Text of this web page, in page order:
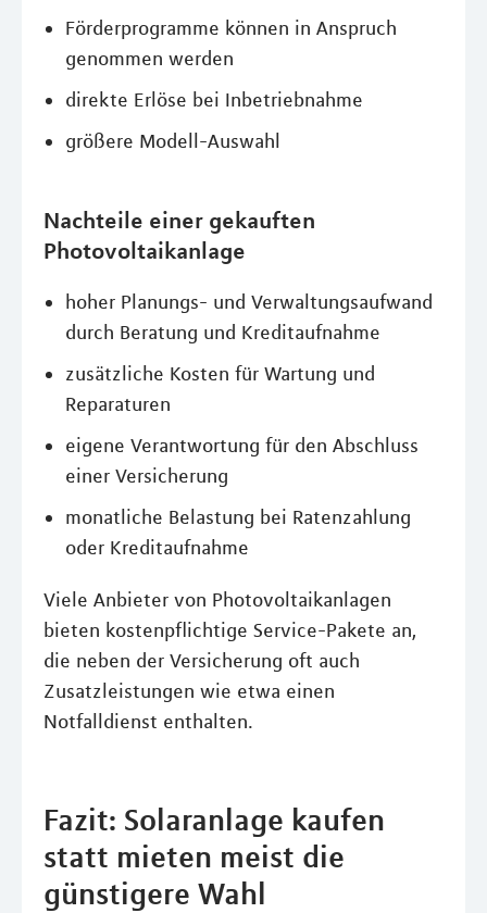
Förderprogramme können in Anspruch
genommen werden
direkte Erlöse bei Inbetriebnahme
größere Modell-Auswahl
Nachteile einer gekauften
Photovoltaikanlage
hoher Planungs- und Verwaltungsaufwand
durch Beratung und Kreditaufnahme
zusätzliche Kosten für Wartung und
Reparaturen
eigene Verantwortung für den Abschluss
einer Versicherung
monatliche Belastung bei Ratenzahlung
oder Kreditaufnahme
Viele Anbieter von Photovoltaikanlagen
bieten kostenpflichtige Service-Pakete an,
die neben der Versicherung oft auch
Zusatzleistungen wie etwa einen
Notfalldienst enthalten.
Fazit: Solaranlage kaufen
statt mieten meist die
günstigere Wahl